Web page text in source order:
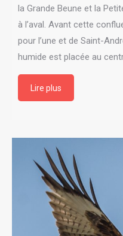
la Grande Beune et la
à l’aval. Avant cette
pour l’une et de Saint-
humide est placée au
Lire plus